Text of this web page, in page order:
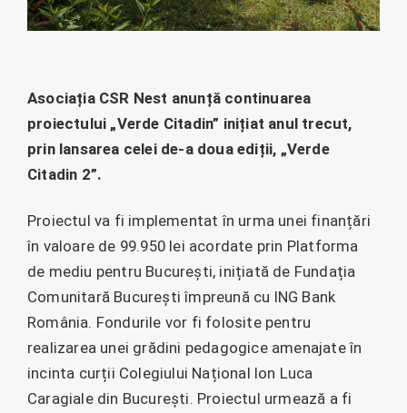
Asociația CSR Nest anunță continuarea
proiectului „Verde Citadin” inițiat anul trecut,
prin lansarea celei de-a doua ediții, „Verde
Citadin 2”.
Proiectul va fi implementat în urma unei finanțări
în valoare de 99.950 lei acordate prin Platforma
de mediu pentru București, inițiată de Fundația
Comunitară București împreună cu ING Bank
România. Fondurile vor fi folosite pentru
realizarea unei grădini pedagogice amenajate în
incinta curții Colegiului Național Ion Luca
Caragiale din București. Proiectul urmează a fi